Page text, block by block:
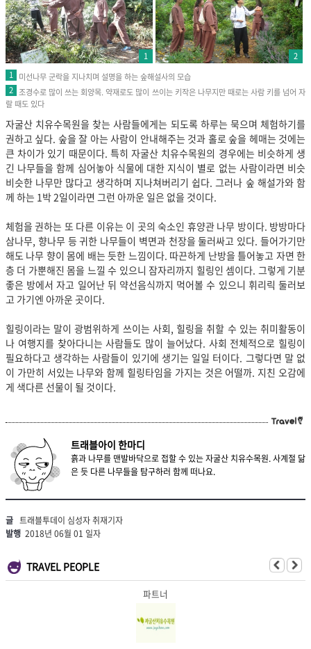
1
2
1 미선나무 군락을 지나치며 설명을 하는 숲해설사의 모습
2 조경수로 많이 쓰는 회양목. 약재로도 많이 쓰이는 키작은 나무지만 때로는 사람 키를 넘어 자
랄 때도 있다
자굴산 치유수목원을 찾는 사람들에게는 되도록 하루는 묵으며 체험하기를
권하고 싶다. 숲을 잘 아는 사람이 안내해주는 것과 홀로 숲을 헤매는 것에는
큰 차이가 있기 때문이다. 특히 자굴산 치유수목원의 경우에는 비슷하게 생
긴 나무들을 함께 심어놓아 식물에 대한 지식이 별로 없는 사람이라면 비슷
비슷한 나무만 많다고 생각하며 지나쳐버리기 쉽다. 그러나 숲 해설가와 함
께 하는 1박 2일이라면 그런 아까운 일은 없을 것이다.
체험을 권하는 또 다른 이유는 이 곳의 숙소인 휴양관 나무 방이다. 방방마다
삼나무, 향나무 등 귀한 나무들이 벽면과 천장을 둘러싸고 있다. 들어가기만
해도 나무 향이 몸에 배는 듯한 느낌이다. 따끈하게 난방을 틀어놓고 자면 한
층 더 가뿐해진 몸을 느낄 수 있으니 잠자리까지 힐링인 셈이다. 그렇게 기분
좋은 방에서 자고 일어난 뒤 약선음식까지 먹어볼 수 있으니 휘리릭 둘러보
고 가기엔 아까운 곳이다.
힐링이라는 말이 광범위하게 쓰이는 사회, 힐링을 취할 수 있는 취미활동이
나 여행지를 찾아다니는 사람들도 많이 늘어났다. 사회 전체적으로 힐링이
필요하다고 생각하는 사람들이 있기에 생기는 일일 터이다. 그렇다면 말 없
이 가만히 서있는 나무와 함께 힐링타임을 가지는 것은 어떨까. 지친 오감에
게 색다른 선물이 될 것이다.
트래블아이 한마디
흙과 나무를 맨발바닥으로 접할 수 있는 자굴산 치유수목원. 사계절 닮
은 듯 다른 나무들을 탐구하러 함께 떠나요.
글 트래블투데이 심성자 취재기자
발행 2018년 06월 01 일자
TRAVEL PEOPLE
파트너